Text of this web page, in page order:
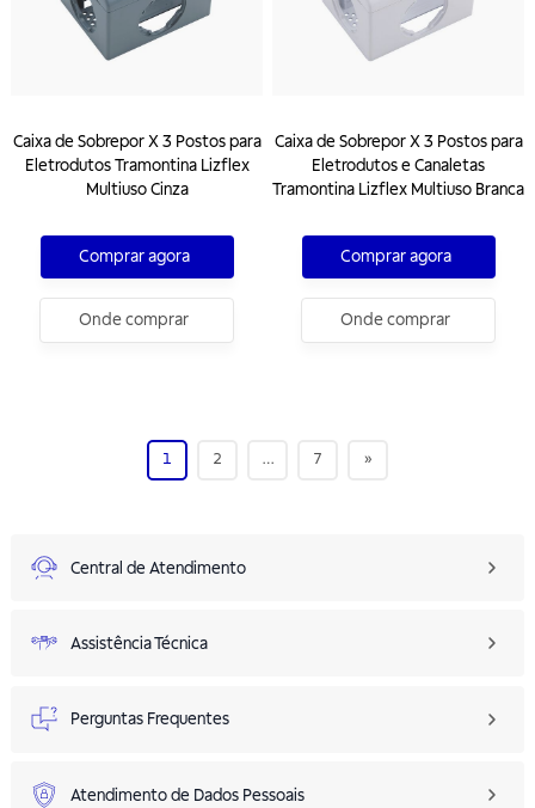
Caixa de Sobrepor X 3 Postos para
Eletrodutos Tramontina Lizflex
Multiuso Cinza
Comprar agora
Onde comprar
Caixa de Sobrepor X 3 Postos para
Eletrodutos e Canaletas
Tramontina Lizflex Multiuso Branca
Comprar agora
Onde comprar
1 2 … 7 »
Central de Atendimento
Assistência Técnica
Perguntas Frequentes
Atendimento de Dados Pessoais